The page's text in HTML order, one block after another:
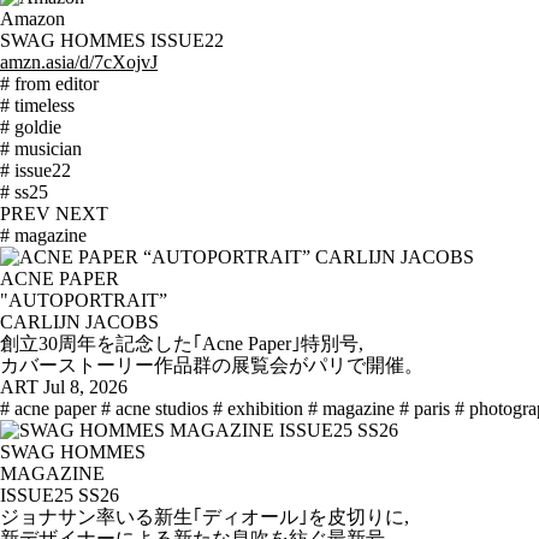
Amazon
SWAG HOMMES ISSUE22
amzn.asia/d/7cXojvJ
# from editor
# timeless
# goldie
# musician
# issue22
# ss25
PREV NEXT
# magazine
ACNE PAPER
"AUTOPORTRAIT”
CARLIJN JACOBS
創立30周年を記念した｢Acne Paper｣特別号,
カバーストーリー作品群の展覧会がパリで開催。
ART Jul 8, 2026
# acne paper # acne studios # exhibition # magazine # paris #
SWAG HOMMES
MAGAZINE
ISSUE25 SS26
ジョナサン率いる新生｢ディオール｣を皮切りに,